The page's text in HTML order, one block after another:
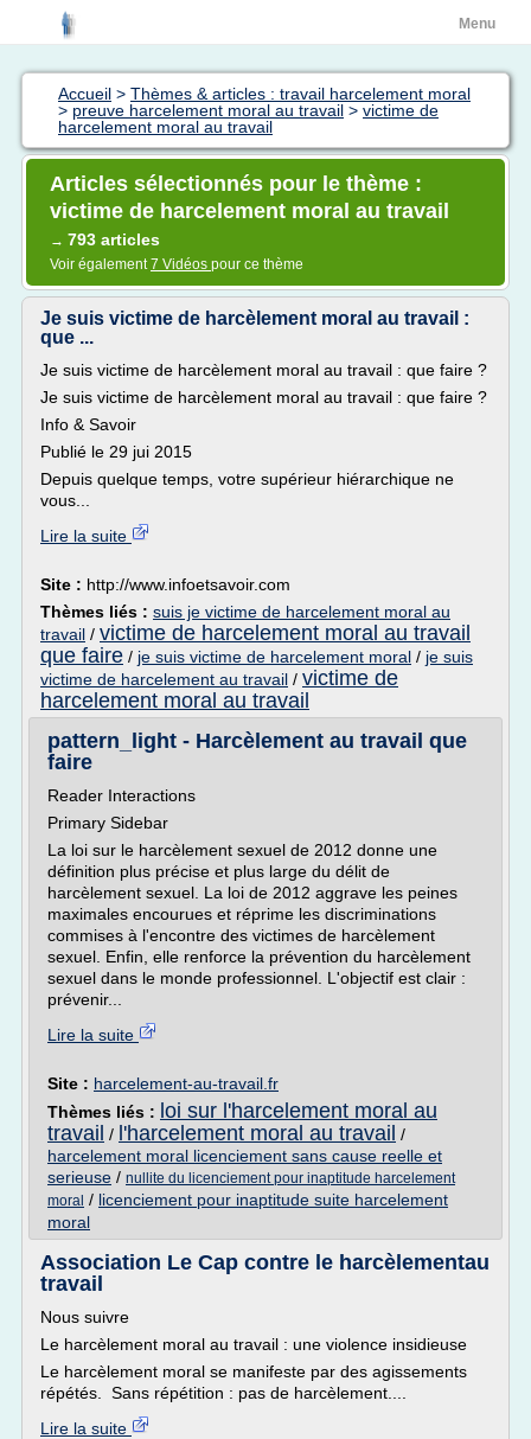
Menu
Accueil > Thèmes & articles : travail harcelement moral
> preuve harcelement moral au travail > victime de
harcelement moral au travail
Articles sélectionnés pour le thème :
victime de harcelement moral au travail
→ 793 articles
Voir également7 Vidéos pour ce thème
Je suis victime de harcèlement moral au travail :
que ...
Je suis victime de harcèlement moral au travail : que faire ?
Je suis victime de harcèlement moral au travail : que faire ?
Info & Savoir
Publié le 29 jui 2015
Depuis quelque temps, votre supérieur hiérarchique ne
vous...
Lire la suite
Site : http://www.infoetsavoir.com
Thèmes liés : suis je victime de harcelement moral au
travail / victime de harcelement moral au travail
que faire / je suis victime de harcelement moral / je suis
victime de harcelement au travail / victime de
harcelement moral au travail
pattern_light - Harcèlement au travail que
faire
Reader Interactions
Primary Sidebar
La loi sur le harcèlement sexuel de 2012 donne une
définition plus précise et plus large du délit de
harcèlement sexuel. La loi de 2012 aggrave les peines
maximales encourues et réprime les discriminations
commises à l'encontre des victimes de harcèlement
sexuel. Enfin, elle renforce la prévention du harcèlement
sexuel dans le monde professionnel. L'objectif est clair :
prévenir...
Lire la suite
Site : harcelement-au-travail.fr
Thèmes liés : loi sur l'harcelement moral au
travail / l'harcelement moral au travail /
harcelement moral licenciement sans cause reelle et
serieuse / nullite du licenciement pour inaptitude harcelement
moral / licenciement pour inaptitude suite harcelement
moral
Association Le Cap contre le harcèlementau
travail
Nous suivre
Le harcèlement moral au travail : une violence insidieuse
Le harcèlement moral se manifeste par des agissements
répétés. Sans répétition : pas de harcèlement....
Lire la suite